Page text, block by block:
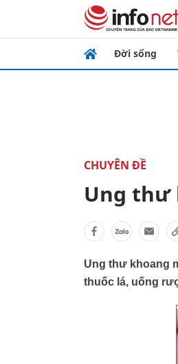
Đời sống
CHUYÊN ĐỀ
Ung thư
Ung thư khoang
thuốc lá, uống